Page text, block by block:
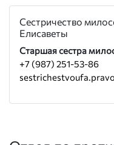
Сестричество
Елисаветы
Старшая сестра
+7 (987) 251-53-86